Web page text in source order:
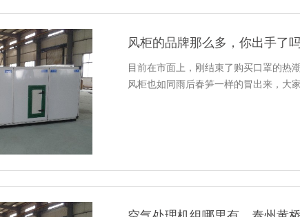
风柜的品牌那么多，你出手了
目前在市面上，刚结束了购买口罩的热
风柜也如同雨后春笋一样的冒出来，大